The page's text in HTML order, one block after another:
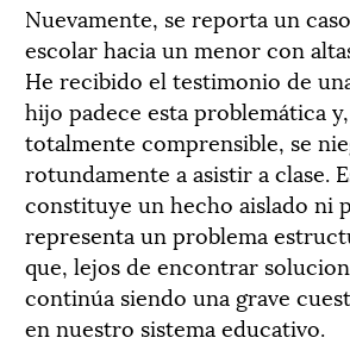
Nuevamente, se reporta un
escolar hacia un menor con
He recibido el testimonio de
hijo padece esta problemática
totalmente comprensible, se
rotundamente a asistir a clase.
constituye un hecho aislado ni
representa un problema
que, lejos de encontrar
continúa siendo una grave
en nuestro sistema educativo.